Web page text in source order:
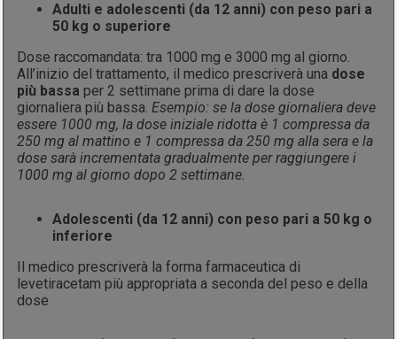
Adulti e adolescenti (da 12 anni) con peso pari a
50 kg o superiore
Dose raccomandata: tra 1000 mg e 3000 mg al giorno.
All’inizio del trattamento, il medico prescriverà una dose
più bassa per 2 settimane prima di dare la dose
giornaliera più bassa. Esempio: se la dose giornaliera deve
essere 1000 mg, la dose iniziale ridotta è 1 compressa da
250 mg al mattino e 1 compressa da 250 mg alla sera e la
dose sarà incrementata gradualmente per raggiungere i
1000 mg al giorno dopo 2 settimane.
Adolescenti (da 12 anni) con peso pari a 50 kg o
inferiore
Il medico prescriverà la forma farmaceutica di
levetiracetam più appropriata a seconda del peso e della
dose